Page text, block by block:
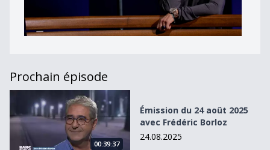
Prochain épisode
Émission du 24 août 2025 avec Frédéric Borloz
00:39:37
Émission du 24 août 2025
avec Frédéric Borloz
24.08.2025